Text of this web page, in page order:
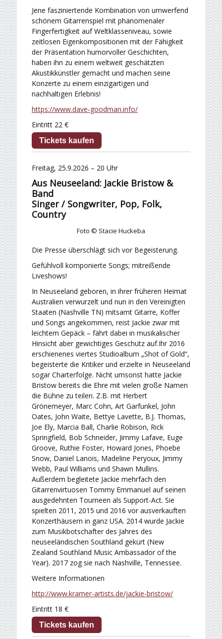
Jene fasziniertende Kombination von umwerfend
schönem Gitarrenspiel mit phänomenaler
Fingerfertigkeit auf Weltklasseniveau, sowie
zeitlosen Eigenkompositionen mit der Fähigkeit
der Präsentation humorvoller Geschichten,
haben ihn zu einem weltweit geschätzten
Akustikkünstler gemacht und machen seine
Konzerte zu einem einzigartigen und
nachhaltigen Erlebnis!
https://www.dave‑goodman.info/
Eintritt 22 €
Tickets kaufen
Freitag, 25.9.2026 – 20 Uhr
Aus Neuseeland: Jackie Bristow &
Band
Singer / Songwriter, Pop, Folk,
Country
Foto © Stacie Huckeba
Die Presse überschlägt sich vor Begeisterung.
Gefühlvoll komponierte Songs; mitreißende
Liveshows!
In Neuseeland geboren, in ihrer früheren Heimat
Australien verwurzelt und nun in den Vereinigten
Staaten (Nashville TN) mitsamt Gitarre, Koffer
und Songs angekommen, reist Jackie zwar mit
leichtem Gepäck – fährt dabei in musikalischer
Hinsicht aber gewichtiges Geschütz auf.Ihr 2016
erschienenes viertes Studioalbum „Shot of Gold“,
begeisterte die Kritiker und erzielte in Neuseeland
sogar Charterfolge. Nicht umsonst hatte Jackie
Bristow bereits die Ehre mit vielen große Namen
die Bühne zu teilen. Z.B. mit Herbert
Grönemeyer, Marc Cohn, Art Garfunkel, John
Oates, John Waite, Bettye Lavette, B.J. Thomas,
Joe Ely, Marcia Ball, Charlie Robison, Rick
Springfield, Bob Schneider, Jimmy Lafave, Euge
Groove, Ruthie Foster, Howard Jones, Phoebe
Snow, Daniel Lanois, Madeline Peryoux, Jimmy
Webb, Paul Williams und Shawn Mullins.
Außerdem begleitete Jackie mehrfach den
Gitarrenvirtuosen Tommy Emmanuel auf seinen
ausgedehnten Tourneen als Support-Act. Sie
spielten 2011, 2015 und 2016 vor ausverkauften
Konzerthäusern in ganz USA. 2014 wurde Jackie
zum Musikbotschafter des Jahres des
neuseeländischen Southland gekürt (New
Zealand Southland Music Ambassador of the
Year). 2017 zog sie nach Nashville, Tennessee.
Weitere Informationen
http://www.kramer-artists.de/jackie-bristow/
Eintritt 18 €
Tickets kaufen